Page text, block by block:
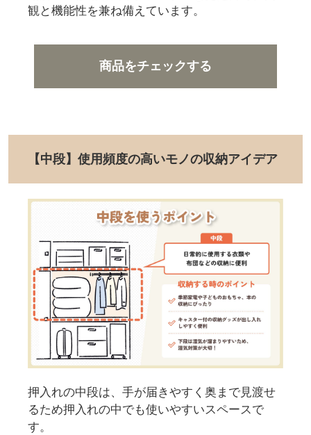
観と機能性を兼ね備えています。
商品をチェックする
【中段】使用頻度の高いモノの収納アイデア
押入れの中段は、手が届きやすく奥まで見渡せ
るため押入れの中でも使いやすいスペースで
す。